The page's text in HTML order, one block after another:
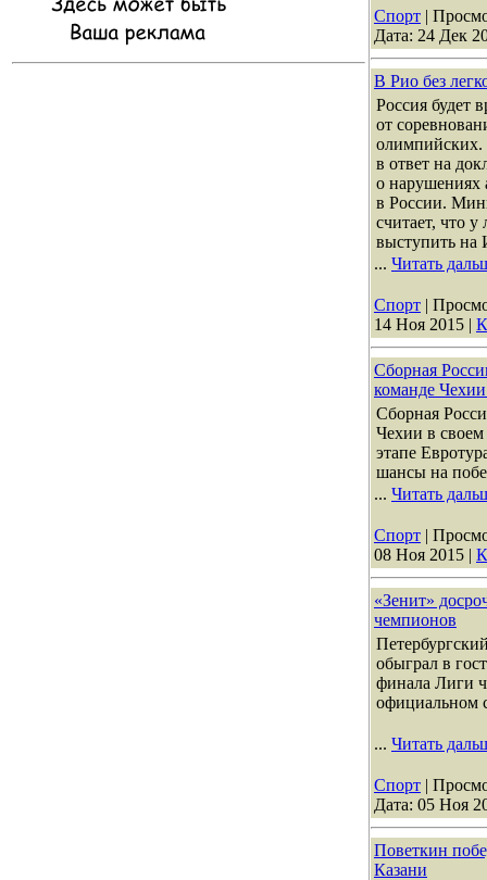
Спорт |
Дата: 24 Дек
В Рио без
Россия будет
от
олимпийских.
в ответ на
о нарушениях
в России.
считает, что у
выступить на
... Читать
Спорт |
14 Ноя 2015 |
Сборная
команде
Сборная
Чехии в
этапе
шансы на
... Читать
Спорт |
08 Ноя 2015 |
«Зенит»
чемпионов
обыграл в
финала Лиги
официальном
... Читать
Спорт |
Дата: 05 Ноя
Поветкин
Казани